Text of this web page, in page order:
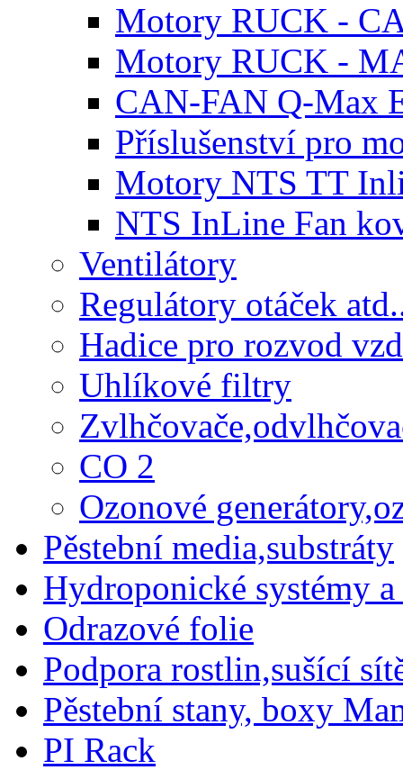
Motory RUCK -
Motory RUCK -
CAN-FAN Q-Max
Příslušenství pro
Motory NTS TT
NTS InLine Fan
Ventilátory
Regulátory otáček
Hadice pro rozvod
Uhlíkové filtry
CO 2
Ozonové
Pěstební media,substráty
Hydroponické systémy
Odrazové folie
Podpora rostlin,sušící
Pěstební stany, boxy
PI Rack